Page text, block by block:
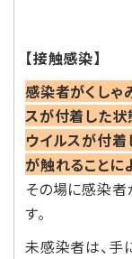
【接触感染】
感染者がくしゃ
スが付着した状
ウイルスが付着
が触れることに
その場に感染
す。
未感染者は、手